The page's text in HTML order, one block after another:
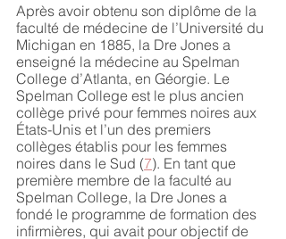
Après avoir obtenu son diplôme de la
faculté de médecine de l’Université du
Michigan en 1885, la Dre Jones a
enseigné la médecine au Spelman
College d’Atlanta, en Géorgie. Le
Spelman College est le plus ancien
collège privé pour femmes noires aux
États-Unis et l’un des premiers
collèges établis pour les femmes
noires dans le Sud (7). En tant que
première membre de la faculté au
Spelman College, la Dre Jones a
fondé le programme de formation des
infirmières, qui avait pour objectif de